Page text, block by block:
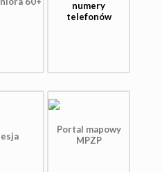
numery
telefonów
Portal mapowy
MPZP